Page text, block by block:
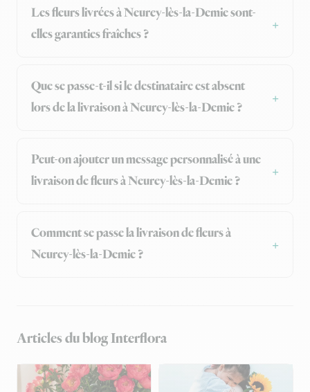
Les fleurs livrées à Neurey-lès-la-Demie sont-
elles garanties fraîches ?
Que se passe-t-il si le destinataire est absent
lors de la livraison à Neurey-lès-la-Demie ?
Peut-on ajouter un message personnalisé à une
livraison de fleurs à Neurey-lès-la-Demie ?
Comment se passe la livraison de fleurs à
Neurey-lès-la-Demie ?
Articles du blog Interflora